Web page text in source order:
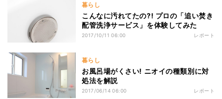
暮らし
こんなに汚れてたの?! プロの「追い焚き
配管洗浄サービス」を体験してみた
2017/10/11 06:00 レポート
暮らし
お風呂場がくさい! ニオイの種類別に対
処法を解説
2017/06/14 06:00 レポート